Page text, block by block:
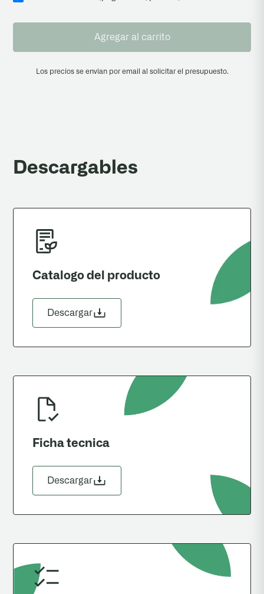
Agregar al carrito
Los precios se envian por email al solicitar el presupuesto.
Descargables
Catalogo del producto
Descargar
Ficha tecnica
Descargar